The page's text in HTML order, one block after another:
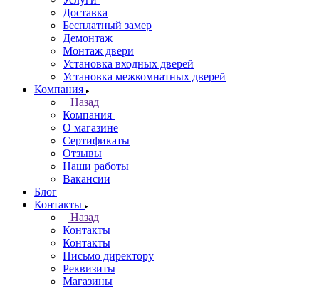
Доставка
Бесплатный замер
Демонтаж
Монтаж двери
Установка входных дверей
Установка межкомнатных дверей
Компания
Назад
Компания
О магазине
Сертификаты
Отзывы
Наши работы
Вакансии
Блог
Контакты
Назад
Контакты
Контакты
Письмо директору
Реквизиты
Магазины